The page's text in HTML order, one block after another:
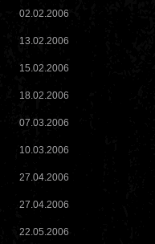
02.02.2006
13.02.2006
15.02.2006
18.02.2006
07.03.2006
10.03.2006
27.04.2006
27.04.2006
22.05.2006